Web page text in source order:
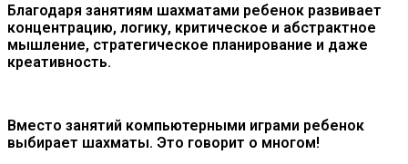
Благодаря занятиям шахматами ребенок развивает
концентрацию, логику, критическое и абстрактное
мышление, стратегическое планирование и даже
креативность.
Вместо занятий компьютерными играми ребенок
выбирает шахматы. Это говорит о многом!